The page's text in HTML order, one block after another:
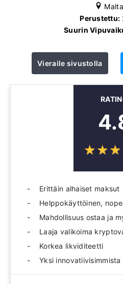
Malta
Perustettu:
Suurin
Vieraile sivustolla
☆☆☆
★★★
Erittäin alhaiset maksut
Helppokäyttöinen,
Mahdollisuus ostaa ja
Laaja valikoima
Korkea likviditeetti
Yksi